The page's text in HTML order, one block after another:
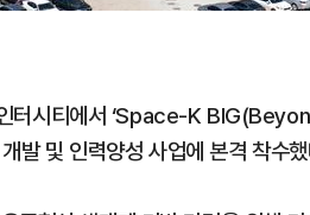
터시티에서 ‘Space-K
발 및 인력양성 사업에 본격 착수